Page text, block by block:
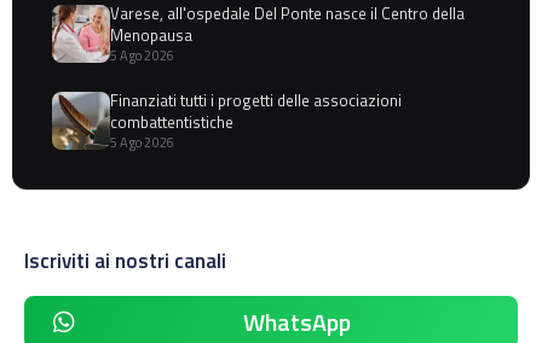
Varese, all'ospedale Del Ponte nasce il Centro della
Menopausa
5 Ago 2026
Finanziati tutti i progetti delle associazioni
combattentistiche
5 Ago 2026
Iscriviti ai nostri canali
WhatsApp